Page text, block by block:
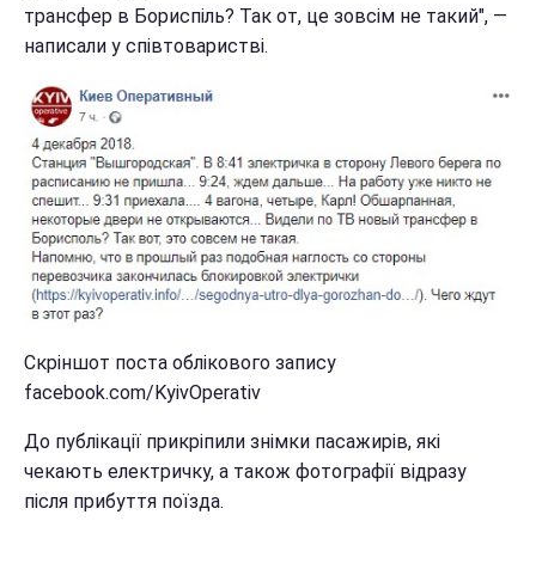
трансфер в Бориспіль? Так от, це зовсім не такий", —
написали у співтоваристві.
Скріншот поста облікового запису
facebook.com/KyivOperativ
До публікації прикріпили знімки пасажирів, які
чекають електричку, а також фотографії відразу
після прибуття поїзда.